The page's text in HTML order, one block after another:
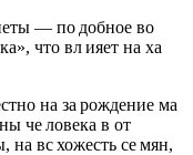
— по добное во
что вл ияет на ха
на за рождение ма
че ловека в от
на вс хожесть се мян,